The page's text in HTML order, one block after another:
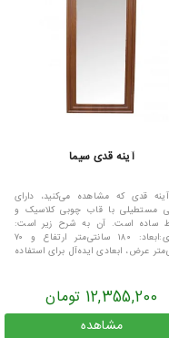
آینه قدی سیما
قدی که مشاهده می‌کنید، دارای
مستطیلی با قاب چوبی کلاسیک و
ساده است. آن به شرح زیر است:
ظاهری:ابعاد: ۱۸۰ سانتی‌متر ارتفاع و ۷۰
عرض، ابعادی ایده‌آل برای استفاده
12,355,200 تومان
مشاهده